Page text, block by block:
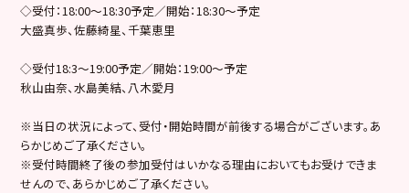
◇受付：18:00〜18:30予定／開始：18:30～予定
大盛真歩、佐藤綺星、千葉恵里
◇受付18:3～19:00予定／開始：19:00～予定
秋山由奈、水島美結、八木愛月
※当日の状況によって、受付・開始時間が前後する場合がございます。あ
らかじめご了承ください。
※受付時間終了後の参加受付はいかなる理由においてもお受けできま
せんので、あらかじめご了承ください。